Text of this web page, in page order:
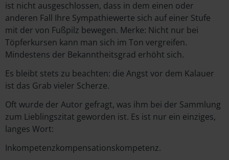
ist nicht ausgeschlossen, dass in dem einen oder
anderen Fall Ihre Sympathiewerte sich auf einer Stufe
mit der von Fußpilz bewegen. Merke: Nicht nur bei
Töpferkursen kann man sich im Ton vergreifen.
Mindestens der Bekanntheitsgrad erhöht sich.
Es bleibt stets zu beachten: die Angst vor dem Kalauer
ist das Grab vieler Scherze.
Oft wurde der Autor gefragt, was ihm bei der Sammlung
zum Lieblingszitat geworden ist. Es ist nur ein einziges,
langes Wort:
Inkompetenzkompensationskompetenz.